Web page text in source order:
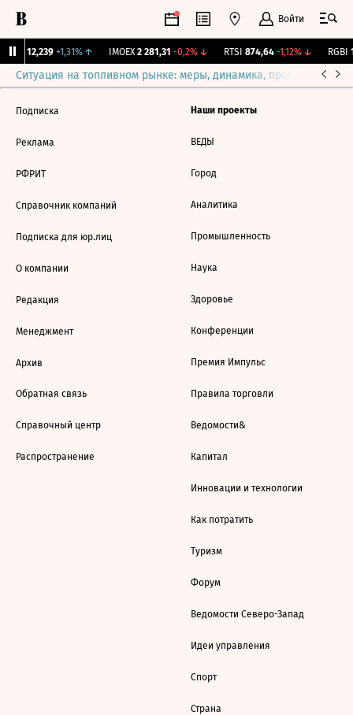
Войти
12,239 +1,31%↑ IMOEX 2 281,31 -0,2%↓ RTSI 874,64 -1,12%↓ RGBI
Ситуация на топливном рынке: меры, динамика, прогнозы
Подписка
Реклама
РФРИТ
Справочник компаний
Подписка для юр.лиц
О компании
Редакция
Менеджмент
Архив
Обратная связь
Справочный центр
Распространение
Наши проекты
ВЕДЫ
Город
Аналитика
Промышленность
Наука
Здоровье
Конференции
Премия Импульс
Правила торговли
Ведомости&
Капитал
Инновации и технологии
Как потратить
Туризм
Форум
Ведомости Северо-Запад
Идеи управления
Спорт
Страна